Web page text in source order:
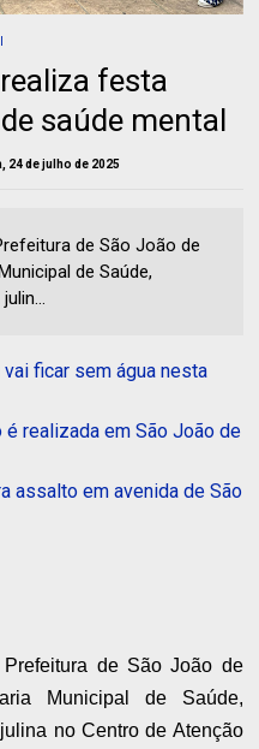
festa
saúde mental
24 de julho de 2025
de São João de
de Saúde,
ficar sem água nesta
é realizada em São João de
assalto em avenida de São
de São João de
Municipal de Saúde,
no Centro de Atenção